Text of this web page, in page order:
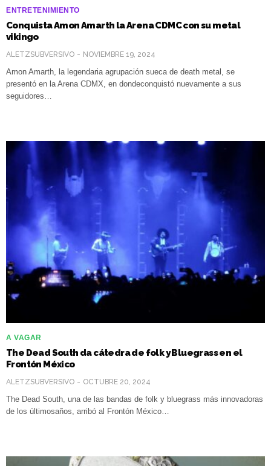
ENTRETENIMIENTO
Conquista Amon Amarth la Arena CDMC con su metal
vikingo
ALETZSUBVERSIVO NOVIEMBRE 19, 2024
Amon Amarth, la legendaria agrupación sueca de death metal, se
presentó en la Arena CDMX, en dondeconquistó nuevamente a sus
seguidores…
A VAGAR
The Dead South da cátedra de folk y Bluegrass en el
Frontón México
ALETZSUBVERSIVO OCTUBRE 20, 2024
The Dead South, una de las bandas de folk y bluegrass más innovadoras
de los últimosaños, arribó al Frontón México…